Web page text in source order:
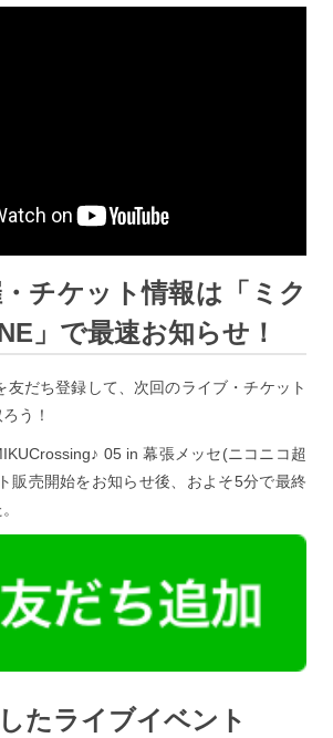
チケット情報は「ミク
」で最速お知らせ！
友だち登録して、次回のライブ・チケット
う！
05 in 幕張メッセ(ニコニコ超
販売開始をお知らせ後、およそ5分で最終
たライブイベント